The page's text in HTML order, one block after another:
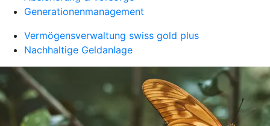
Generationenmanagement
Vermögensverwaltung swiss gold plus
Nachhaltige Geldanlage